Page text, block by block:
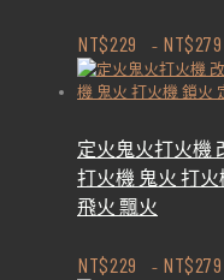
NT$229 – NT$279
定火鬼火打火機
打火機 鬼火 打火
飛火 飄火
NT$229 – NT$279